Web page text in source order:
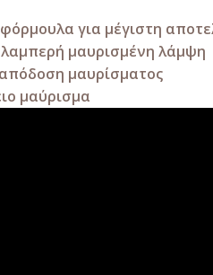
για μέγιστη
λαμπερή μαυρισμένη λάμψη
μαυρίσματος
μαύρισμα